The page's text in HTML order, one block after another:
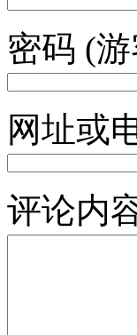
密码 (
网址或
评论内